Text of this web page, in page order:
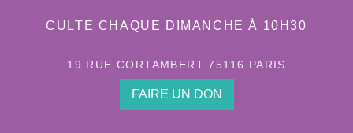
CULTE CHAQUE DIMANCHE À 10H30
19 RUE CORTAMBERT 75116 PARIS
FAIRE UN DON